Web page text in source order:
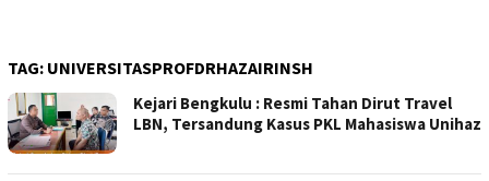
TAG: UNIVERSITASPROFDRHAZAIRINSH
Kejari Bengkulu : Resmi Tahan Dirut Travel
LBN, Tersandung Kasus PKL Mahasiswa Unihaz